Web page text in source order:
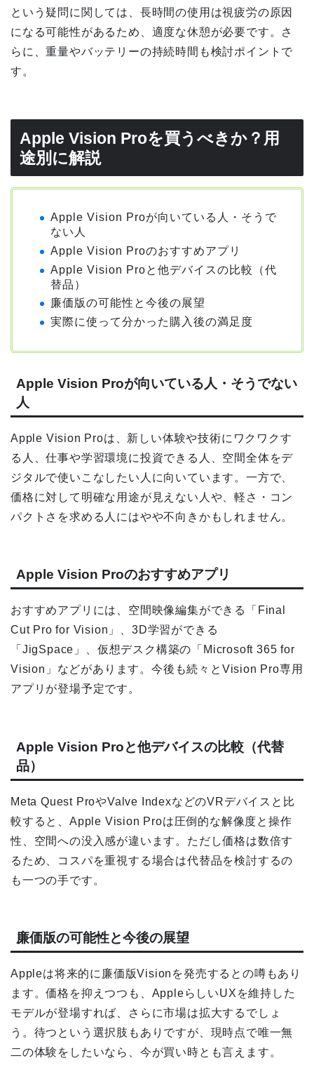
という疑問に関しては、長時間の使用は視疲労の原因
になる可能性があるため、適度な休憩が必要です。さ
らに、重量やバッテリーの持続時間も検討ポイントで
す。
Apple Vision Proを買うべきか？用
途別に解説
Apple Vision Proが向いている人・そうで
ない人
Apple Vision Proのおすすめアプリ
Apple Vision Proと他デバイスの比較（代
替品）
廉価版の可能性と今後の展望
実際に使って分かった購入後の満足度
Apple Vision Proが向いている人・そうでない
人
Apple Vision Proは、新しい体験や技術にワクワクす
る人、仕事や学習環境に投資できる人、空間全体をデ
ジタルで使いこなしたい人に向いています。一方で、
価格に対して明確な用途が見えない人や、軽さ・コン
パクトさを求める人にはやや不向きかもしれません。
Apple Vision Proのおすすめアプリ
おすすめアプリには、空間映像編集ができる「Final
Cut Pro for Vision」、3D学習ができる
「JigSpace」、仮想デスク構築の「Microsoft 365 for
Vision」などがあります。今後も続々とVision Pro専用
アプリが登場予定です。
Apple Vision Proと他デバイスの比較（代替
品）
Meta Quest ProやValve IndexなどのVRデバイスと比
較すると、Apple Vision Proは圧倒的な解像度と操作
性、空間への没入感が違います。ただし価格は数倍す
るため、コスパを重視する場合は代替品を検討するの
も一つの手です。
廉価版の可能性と今後の展望
Appleは将来的に廉価版Visionを発売するとの噂もあり
ます。価格を抑えつつも、AppleらしいUXを維持した
モデルが登場すれば、さらに市場は拡大するでしょ
う。待つという選択肢もありですが、現時点で唯一無
二の体験をしたいなら、今が買い時とも言えます。